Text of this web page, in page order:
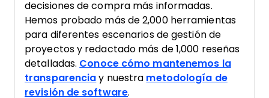
decisiones de compra más informadas.
Hemos probado más de 2,000 herramientas
para diferentes escenarios de gestión de
proyectos y redactado más de 1,000 reseñas
detalladas. Conoce cómo mantenemos la
transparencia y nuestra metodología de
revisión de software.